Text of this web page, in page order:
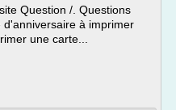
Question /. Questions
à imprimer
une carte...